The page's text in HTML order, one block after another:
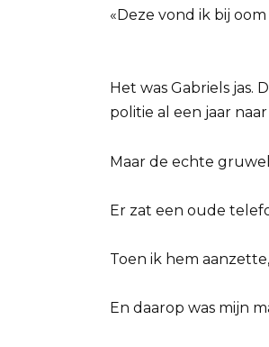
«Deze vond ik bij
Het was Gabriels
politie al een jaar
Maar de echte
Er zat een oude
Toen ik hem
En daarop was mijn